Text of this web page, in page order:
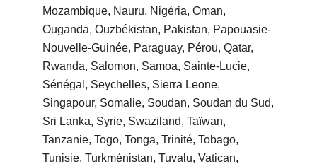
Mozambique, Nauru, Nigéria, Oman,
Ouganda, Ouzbékistan, Pakistan, Papouasie-
Nouvelle-Guinée, Paraguay, Pérou, Qatar,
Rwanda, Salomon, Samoa, Sainte-Lucie,
Sénégal, Seychelles, Sierra Leone,
Singapour, Somalie, Soudan, Soudan du Sud,
Sri Lanka, Syrie, Swaziland, Taïwan,
Tanzanie, Togo, Tonga, Trinité, Tobago,
Tunisie, Turkménistan, Tuvalu, Vatican,